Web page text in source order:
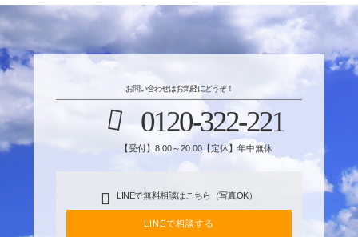
お問い合わせはお気軽にどうぞ！
0120-322-221
【受付】8:00～20:00【定休】年中無休
LINEで無料相談はこちら（写真OK）
LINEで相談する